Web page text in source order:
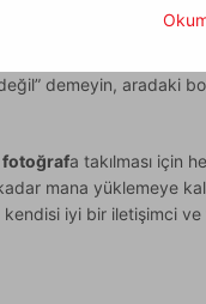
çok geçmeden
benzer laflar etti ya,
demeyin, aradaki
a takılması için
mana yüklemeye
kendisi iyi bir iletişimci